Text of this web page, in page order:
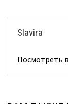
Slavira
Посмотреть